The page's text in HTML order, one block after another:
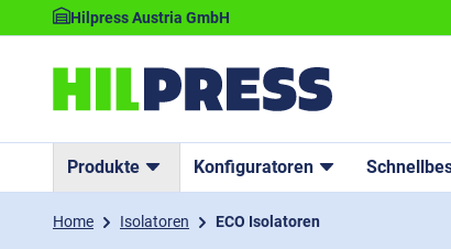
Hilpress Austria GmbH
Produkte Konfiguratoren
Home Isolatoren ECO Isolatoren